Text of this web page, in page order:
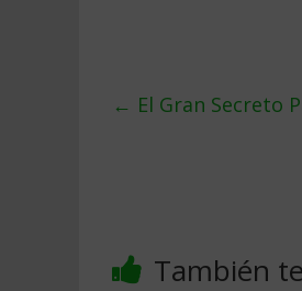
← El Gran Secreto
También